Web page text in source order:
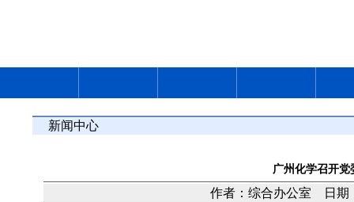
新闻中心
广州化学召开
作者：综合办公室 日